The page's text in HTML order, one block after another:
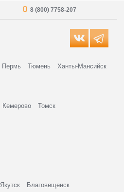
8 (800) 7758-207
Пермь Тюмень Ханты-Мансийск
Кемерово Томск
Якутск
Благовещенск